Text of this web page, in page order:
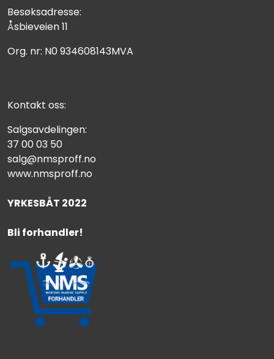
Besøksadresse:
Åsbieveien 11
Org. nr: N0 934608143MVA
Kontakt oss:
Salgsavdelingen:
37 00 03 50
salg@nmsproff.no
www.nmsproff.no
YRKESBÅT 2022
Bli forhandler!